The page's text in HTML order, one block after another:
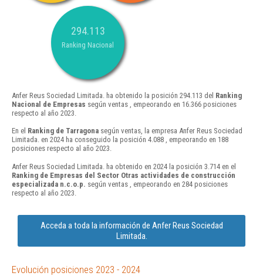
294.113
Ranking Nacional
Anfer Reus Sociedad Limitada. ha obtenido la posición 294.113 del Ranking
Nacional de Empresas según ventas , empeorando en 16.366 posiciones
respecto al año 2023.
En el Ranking de Tarragona según ventas, la empresa Anfer Reus Sociedad
Limitada. en 2024 ha conseguido la posición 4.088 , empeorando en 188
posiciones respecto al año 2023.
Anfer Reus Sociedad Limitada. ha obtenido en 2024 la posición 3.714 en el
Ranking de Empresas del Sector Otras actividades de construcción
especializada n.c.o.p. según ventas , empeorando en 284 posiciones
respecto al año 2023.
Acceda a toda la información de Anfer Reus Sociedad
Limitada.
Evolución posiciones 2023 - 2024